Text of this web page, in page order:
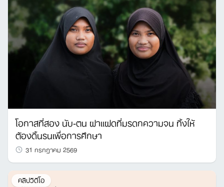
โอกาสที่สอง นับ-ตน ฝาแฝดที่มรดกความจน ทิ้งให้
ต้องดิ้นรนเพื่อการศึกษา
31 กรกฎาคม 2569
คลิปวิดีโอ